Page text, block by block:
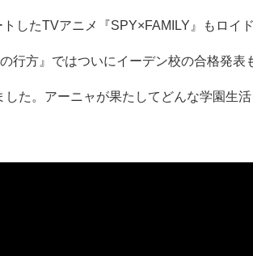
したTVアニメ『SPY×FAMILY』もロイ
行方』ではついにイーデン校の合格発表
した。アーニャが果たしてどんな学園生